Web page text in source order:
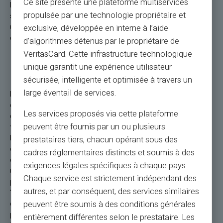
Les cartes prépayées rechargeables sans compte sont
souvent accompagnées d'une plateforme en ligne où les
utilisateurs peuvent gérer leurs fonds, vérifier leur solde et
consulter l'historique des transactions.
Comment obtenir une carte prépayée ?
L’obtention d’une carte prépayée, telle que la
est un processus généralement simple et intuitif. Avec l’essor
du numérique, l’acquisition de cette offre bancaire peut
faire en ligne,ce qui simplifie grandement les démarches.
Pour obtenir votre carte prépayée Veritas,si vous utilisez un
ordinateur, il suffit de cliquer sur le bouton "Obtenir votre
carte" qui se trouve en haut à droite de l’écran. Si vous utilisez
un appareil mobile, vous devrez d’abord cliquer sur les trois
points en haut à droite de l’écran, puis sélectionner l’option
"Obtenir votre carte". Vous serez ensuite guidé à travers les
étapes nécessaires pour compléter votre demande. Ce
processus inclut la fourniture de certaines pièces
Ce site présente une plateforme multiservices
propulsée par une technologie propriétaire et
exclusive, développée en interne à l’aide
d’algorithmes détenus par le propriétaire de
VeritasCard. Cette infrastructure technologique
unique garantit une expérience utilisateur
sécurisée, intelligente et optimisée à travers un
large éventail de services.
Les services proposés via cette plateforme
peuvent être fournis par un ou plusieurs
prestataires tiers, chacun opérant sous des
cadres réglementaires distincts et soumis à des
exigences légales spécifiques à chaque pays.
Chaque service est strictement indépendant des
autres, et par conséquent, des services similaires
peuvent être soumis à des conditions générales
entièrement différentes selon le prestataire. Les